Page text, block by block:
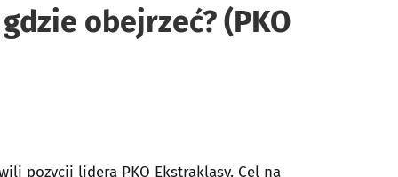
obejrzeć? (PKO
pozycji lidera PKO Ekstraklasy. Cel na